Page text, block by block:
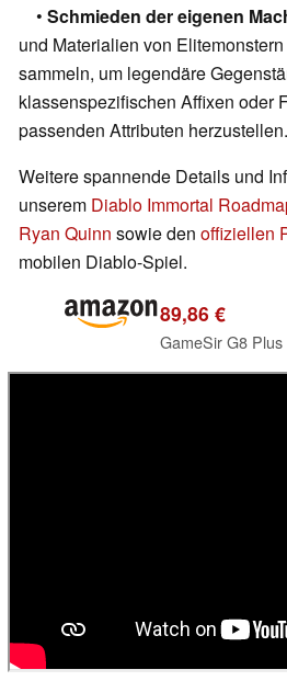
• Schmieden der eigenen
und Materialien von
sammeln, um legendäre
klassenspezifischen Affixen oder
passenden Attributen herzustellen.
Weitere spannende Details und
unserem Diablo Immortal
Ryan Quinn sowie den offiziellen
mobilen Diablo-Spiel.
89,86 €